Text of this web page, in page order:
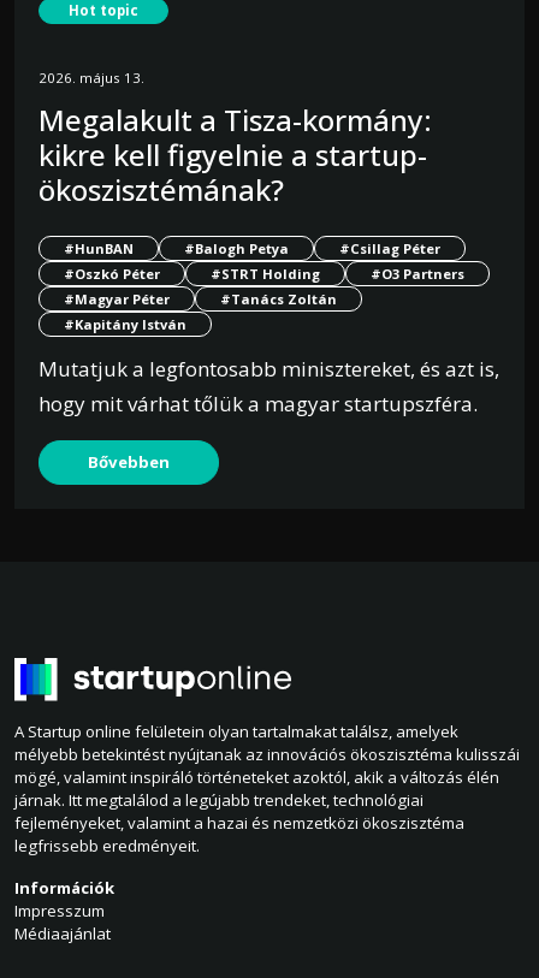
Hot topic
2026. május 13.
Megalakult a Tisza-kormány:
kikre kell figyelnie a startup-
ökoszisztémának?
#HunBAN #Balogh Petya
#Csillag Péter
#Oszkó Péter
#STRT Holding
#O3 Partners
#Magyar Péter
#Tanács Zoltán
#Kapitány István
Mutatjuk a legfontosabb minisztereket, és azt is,
hogy mit várhat tőlük a magyar startupszféra.
Bővebben
A Startup online felületein olyan tartalmakat találsz, amelyek
mélyebb betekintést nyújtanak az innovációs ökoszisztéma kulisszái
mögé, valamint inspiráló történeteket azoktól, akik a változás élén
járnak. Itt megtalálod a legújabb trendeket, technológiai
fejleményeket, valamint a hazai és nemzetközi ökoszisztéma
legfrissebb eredményeit.
Információk
Impresszum
Médiaajánlat